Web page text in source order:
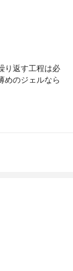
り返す工程は必
めのジェルなら